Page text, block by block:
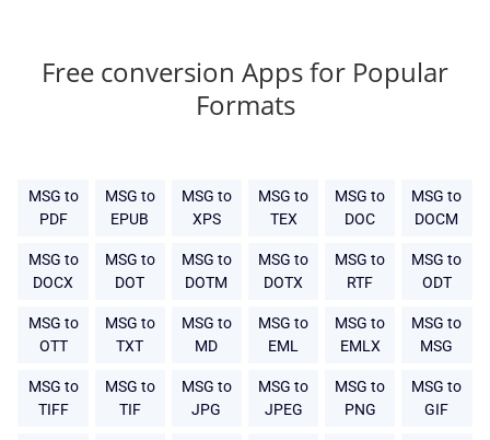
Free conversion Apps for Popular
Formats
MSG to
PDF
MSG to
EPUB
MSG to
XPS
MSG to
TEX
MSG to
DOC
MSG to
DOCM
MSG to
DOCX
MSG to
DOT
MSG to
DOTM
MSG to
DOTX
MSG to
RTF
MSG to
ODT
MSG to
OTT
MSG to
TXT
MSG to
MD
MSG to
EML
MSG to
EMLX
MSG to
MSG
MSG to
TIFF
MSG to
TIF
MSG to
JPG
MSG to
JPEG
MSG to
PNG
MSG to
GIF